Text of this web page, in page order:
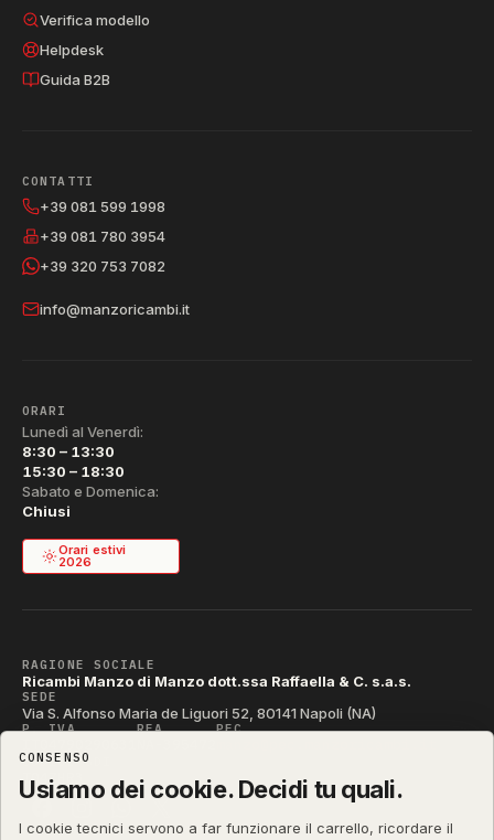
Verifica modello
Helpdesk
Guida B2B
CONTATTI
+39 081 599 1998
+39 081 780 3954
+39 320 753 7082
info@manzoricambi.it
ORARI
Lunedì al Venerdì:
8:30 – 13:30
15:30 – 18:30
Sabato e Domenica:
Chiusi
Orari estivi
2026
RAGIONE SOCIALE
Ricambi Manzo di Manzo dott.ssa Raffaella & C. s.a.s.
SEDE
Via S. Alfonso Maria de Liguori 52, 80141 Napoli (NA)
P. IVA REA PEC
CODICE SDI
T04ZHR3
CONSENSO
Usiamo dei cookie. Decidi tu quali.
I cookie tecnici servono a far funzionare il carrello, ricordare il